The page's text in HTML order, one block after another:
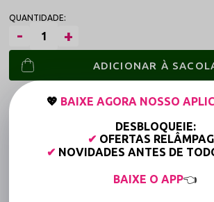
ADICIONAR À
Frete grátis a partir de R$149,90
💖 BAIXE AGORA NOSSO
DESBLOQUEIE:
✔ OFERTAS
✔ NOVIDADES ANTES DE
BAIXE O APP👈